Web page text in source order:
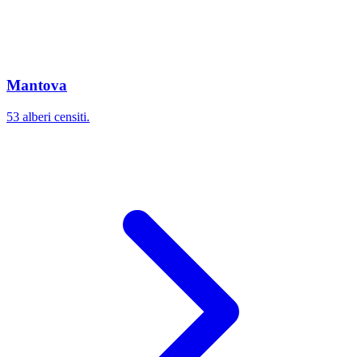
Mantova
53 alberi censiti.